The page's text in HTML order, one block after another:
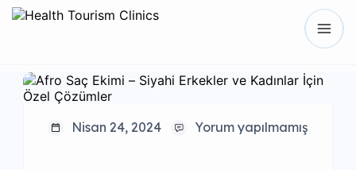
Nisan 24, 2024 Yorum yapılmamış